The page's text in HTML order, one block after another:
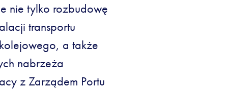
nie tylko rozbudowę
transportu
a także
nabrzeża
z Zarządem Portu